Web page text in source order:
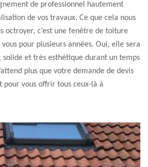
de professionnel hautement
de vos travaux. Ce que cela nous
octroyer, c’est une fenêtre de toiture
pour plusieurs années. Oui, elle sera
et très esthétique durant un temps
plus que votre demande de devis
pour vous offrir tous ceux-là à